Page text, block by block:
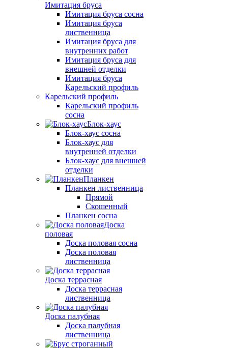
Имитация бруса
Имитация бруса сосна
Имитация бруса
лиственница
Имитация бруса для
внутренних работ
Имитация бруса для
внешней отделки
Имитация бруса
Карельский профиль
Карельский профиль
Карельский профиль
сосна
Блок-хаус
Блок-хаус сосна
Блок-хаус для
внутренней отделки
Блок-хаус для внешней
отделки
Планкен
Планкен лиственница
Прямой
Скошенный
Планкен сосна
Доска
половая
Доска половая сосна
Доска половая
лиственница
Доска террасная
Доска террасная
лиственница
Доска палубная
Доска палубная
лиственница